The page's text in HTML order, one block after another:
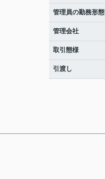
管理員の勤務形態
管理会社
取引態様
引渡し